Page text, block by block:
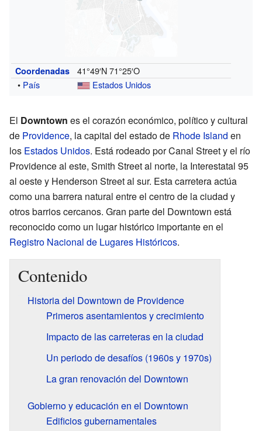
Coordenadas 41°49′N 71°25′O
• País Estados Unidos
El Downtown es el corazón económico, político y cultural
de Providence, la capital del estado de Rhode Island en
los Estados Unidos. Está rodeado por Canal Street y el río
Providence al este, Smith Street al norte, la Interestatal 95
al oeste y Henderson Street al sur. Esta carretera actúa
como una barrera natural entre el centro de la ciudad y
otros barrios cercanos. Gran parte del Downtown está
reconocido como un lugar histórico importante en el
Registro Nacional de Lugares Históricos.
Contenido
Historia del Downtown de Providence
Primeros asentamientos y crecimiento
Impacto de las carreteras en la ciudad
Un periodo de desafíos (1960s y 1970s)
La gran renovación del Downtown
Gobierno y educación en el Downtown
Edificios gubernamentales